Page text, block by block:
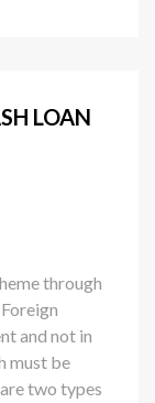
LOAN
through
and not in
must be
two types